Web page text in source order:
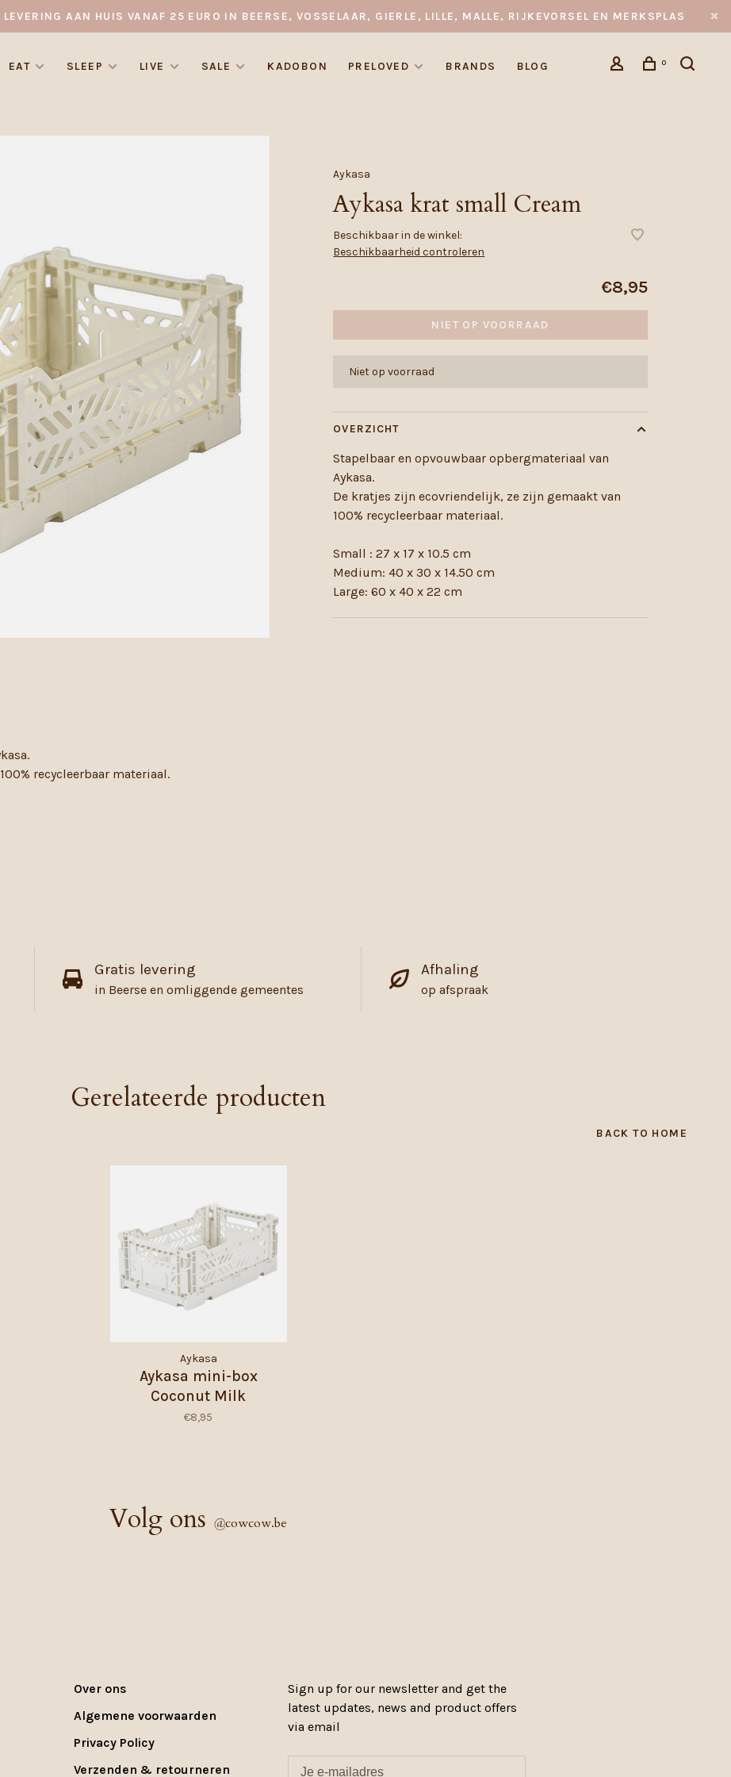
AAN HUIS VANAF 25 EURO IN BEERSE, VOSSELAAR, GIERLE, LILLE, MALLE, RIJKEVORSEL EN MERKSPLAS
EAT SLEEP LIVE SALE KADOBON PRELOVED BRANDS BLOG 0
Aykasa
Aykasa krat small Cream
Beschikbaar in de winkel:
Beschikbaarheid controleren
€8,95
NIET OP VOORRAAD
Niet op voorraad
OVERZICHT
Stapelbaar en opvouwbaar opbergmateriaal van
Aykasa.
De kratjes zijn ecovriendelijk, ze zijn gemaakt van
100% recycleerbaar materiaal.
Small : 27 x 17 x 10.5 cm
Medium: 40 x 30 x 14.50 cm
Large: 60 x 40 x 22 cm
recycleerbaar materiaal.
Gratis levering
in Beerse en omliggende gemeentes
Afhaling
op afspraak
Gerelateerde producten
BACK TO HOME
Aykasa
Aykasa mini-box
Coconut Milk
€8,95
Volg ons @cowcow.be
Over ons
Algemene voorwaarden
Privacy Policy
Verzenden & retourneren
Sign up for our newsletter and get the
latest updates, news and product offers
via email